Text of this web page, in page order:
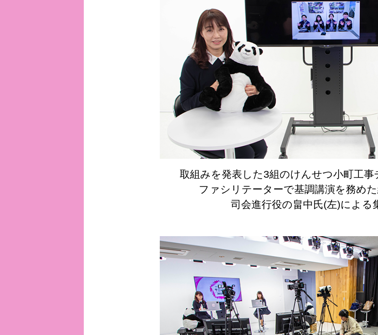
取組みを発表した3組のけんせつ小町工事
ファシリテーターで基調講演を務め
司会進行役の畠中氏(左)による